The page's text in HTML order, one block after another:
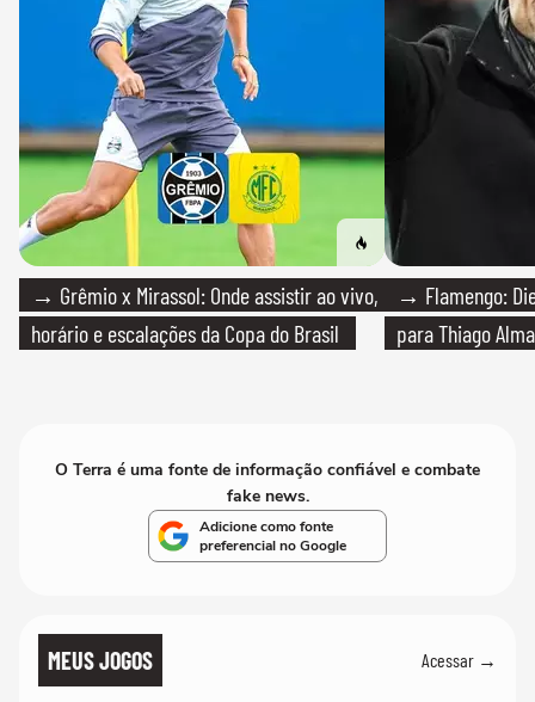
→ Grêmio x Mirassol: Onde assistir ao vivo,
horário e escalações da Copa do Brasil
→ Flamengo:
para Thiago
O Terra é uma fonte de informação confiável e combate
fake news.
Adicione como fonte
preferencial no Google
MEUS JOGOS Acessar →